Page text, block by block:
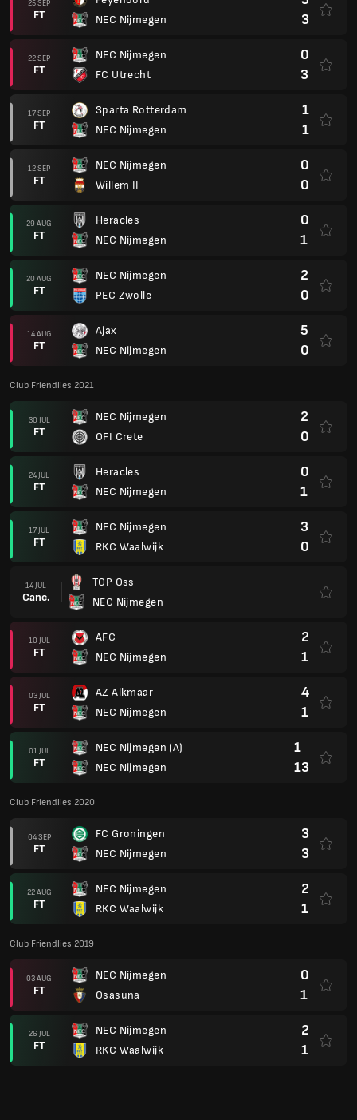
25 SEP
FT
NEC Nijmegen
3
22 SEP
FT
NEC Nijmegen
FC Utrecht
0
3
17 SEP
FT
Sparta Rotterdam
NEC Nijmegen
1
1
12 SEP
FT
NEC Nijmegen
Willem II
0
0
29 AUG
FT
Heracles
NEC Nijmegen
0
1
20 AUG
FT
NEC Nijmegen
PEC Zwolle
2
0
14 AUG
FT
Ajax
NEC Nijmegen
5
0
Club Friendlies 2021
30 JUL
FT
NEC Nijmegen
OFI Crete
2
0
24 JUL
FT
Heracles
NEC Nijmegen
0
1
17 JUL
FT
NEC Nijmegen
RKC Waalwijk
3
0
14 JUL
Canc.
TOP Oss
NEC Nijmegen
10 JUL
FT
AFC
NEC Nijmegen
2
1
03 JUL
FT
AZ Alkmaar
NEC Nijmegen
4
1
01 JUL
FT
NEC Nijmegen (A)
NEC Nijmegen
1
13
Club Friendlies 2020
04 SEP
FT
FC Groningen
NEC Nijmegen
3
3
22 AUG
FT
NEC Nijmegen
RKC Waalwijk
2
1
Club Friendlies 2019
03 AUG
FT
NEC Nijmegen
Osasuna
0
1
26 JUL
FT
NEC Nijmegen
RKC Waalwijk
2
1